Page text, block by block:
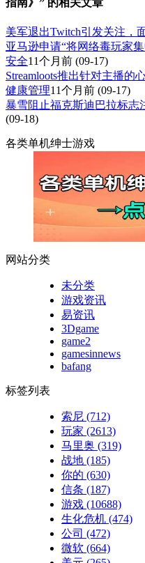
美军退出Twitch引发关注，
亚马逊申请“将网络毒玩家
安全11个月前 (09-17)
Streamloots推出针对主播的
健康管理11个月前 (09-17)
暴雪阻止福克斯迪巴拉标志
(09-18)
各类单机绅士游戏
网站分类
未分类
游戏资讯
易资讯
3Dgame
game2
gamesinnews
bafang
标签列表
索尼 (712)
玩家 (2613)
马里奥 (319)
战地 (185)
你的 (630)
信条 (187)
游戏 (10688)
生化危机 (474)
公司 (472)
微软 (664)